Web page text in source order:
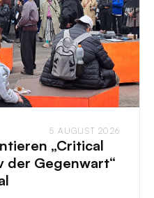
5 AUGUST 2026
„Critical
der Gegenwart“